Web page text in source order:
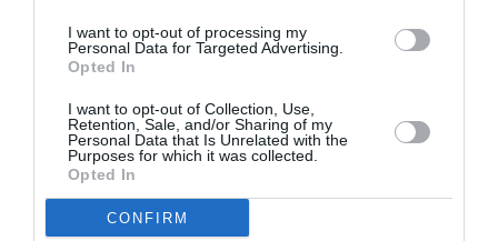
I want to opt-out of processing my
Personal Data for Targeted Advertising.
Opted In
I want to opt-out of Collection, Use,
Retention, Sale, and/or Sharing of my
Personal Data that Is Unrelated with the
Purposes for which it was collected.
Opted In
CONFIRM